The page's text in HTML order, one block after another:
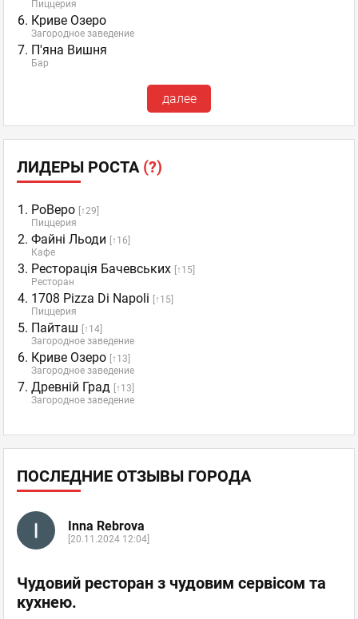
Пиццерия
Криве Озеро
Загородное заведение
П'яна Вишня
Бар
далее
ЛИДЕРЫ РОСТА (?)
РоВеро [↑29]
Пиццерия
Файні Льоди [↑16]
Кафе
Ресторація Бачевських [↑15]
Ресторан
1708 Pizza Di Napoli [↑15]
Пиццерия
Пайташ [↑14]
Загородное заведение
Криве Озеро [↑13]
Загородное заведение
Древній Град [↑13]
Загородное заведение
ПОСЛЕДНИЕ ОТЗЫВЫ ГОРОДА
Inna Rebrova
[20.11.2024 12:04]
Чудовий ресторан з чудовим сервісом та
кухнею.